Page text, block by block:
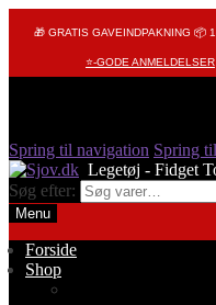
🎁 GRATIS GAVEINDPAKNING 📦
⭐-GODE ANMELDELSER
Spring til navigation Spring
Søg efter:
Menu
Forside
Shop